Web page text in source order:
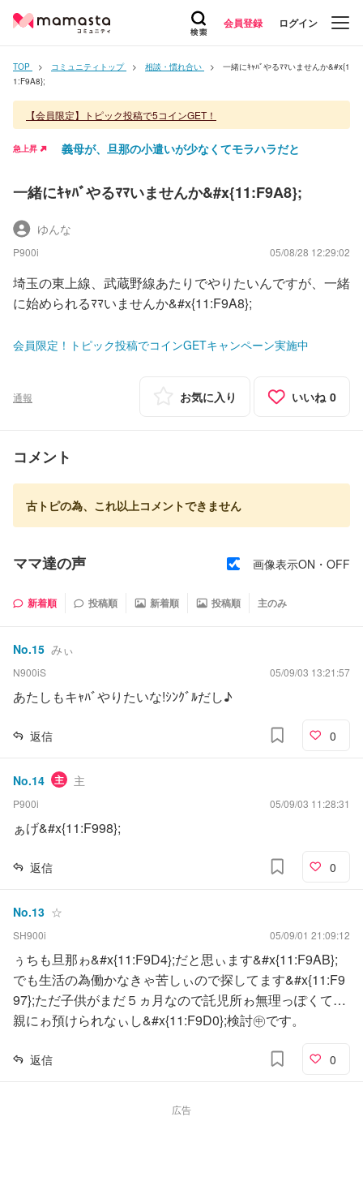
会員登録 ログイン
TOP コミュニティトップ 相談・慣れ合い
一緒にｷｬﾊﾞやるﾏﾏいませんか&#x{1
1:F9A8};
【会員限定】トピック投稿で5コインGET！
急上昇 義母が、旦那の小遣いが少なくてモラハラだと
一緒にｷｬﾊﾞやるﾏﾏいませんか&#x{11:F9A8};
ゆんな
P900i 05/08/28 12:29:02
埼玉の東上線、武蔵野線あたりでやりたいんですが、一緒
に始められるﾏﾏいませんか&#x{11:F9A8};
会員限定！トピック投稿でコインGETキャンペーン実施中
通報 お気に入り いいね 0
コメント
古トピの為、これ以上コメントできません
ママ達の声 画像表示ON・OFF
新着順 投稿順 新着順 投稿順 主のみ
No.15 みぃ
N900iS 05/09/03 13:21:57
あたしもキｬﾊﾞやりたいな!ｼﾝｸﾞﾙだし♪
返信 0
No.14 主 主
P900i 05/09/03 11:28:31
ぁげ&#x{11:F998};
返信 0
No.13 ☆
SH900i 05/09/01 21:09:12
ぅちも旦那ゎ&#x{11:F9D4};だと思ぃます&#x{11:F9AB};
でも生活の為働かなきゃ苦しぃので探してます&#x{11:F9
97};ただ子供がまだ５ヵ月なので託児所ゎ無理っぽくて…
親にゎ預けられなぃし&#x{11:F9D0};検討㊥です。
返信 0
広告